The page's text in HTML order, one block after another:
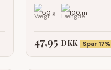
50 g 100 m
47,95 DKK Spar 17%